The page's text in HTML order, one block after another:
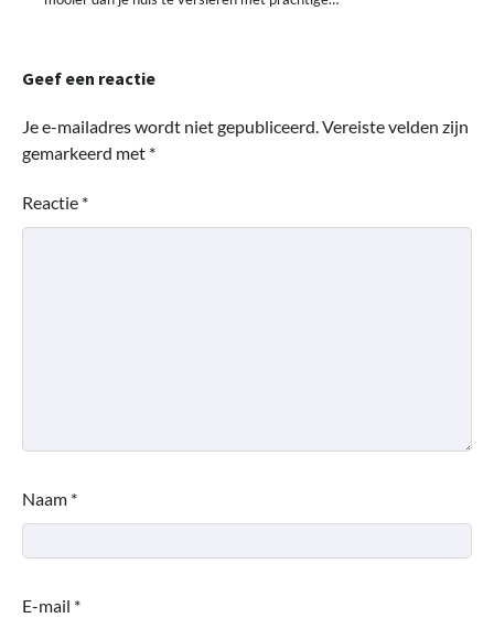
Geef een reactie
Je e-mailadres wordt niet gepubliceerd.Vereiste velden zijn
gemarkeerd met *
Reactie *
Naam *
E-mail *